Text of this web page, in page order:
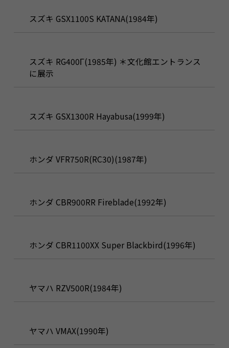
スズキ GSX1100S KATANA(1984年)
スズキ RG400Γ(1985年) ＊文化館エントランス
に展示
スズキ GSX1300R Hayabusa(1999年)
ホンダ VFR750R(RC30)(1987年)
ホンダ CBR900RR Fireblade(1992年)
ホンダ CBR1100XX Super Blackbird(1996年)
ヤマハ RZV500R(1984年)
ヤマハ VMAX(1990年)